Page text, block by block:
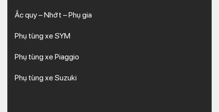
Ắc quy – Nhớt – Phụ gia
Phụ tùng xe SYM
Phụ tùng xe Piaggio
Phụ tùng xe Suzuki